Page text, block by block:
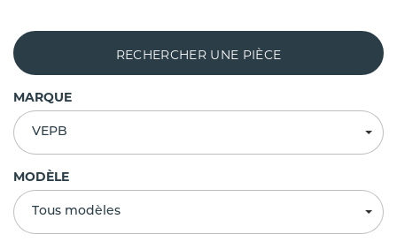
RECHERCHER UNE PIÈCE
MARQUE
VEPB
MODÈLE
Tous modèles